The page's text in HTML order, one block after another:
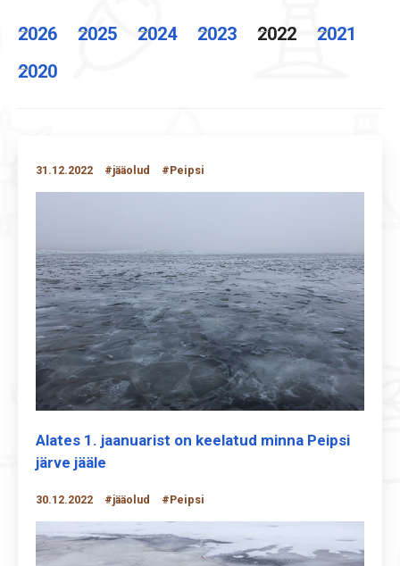
2026 2025 2024 2023 2022
2021
2020
31.12.2022 #jääolud #Peipsi
Alates 1. jaanuarist on keelatud minna Peipsi
järve jääle
30.12.2022 #jääolud #Peipsi